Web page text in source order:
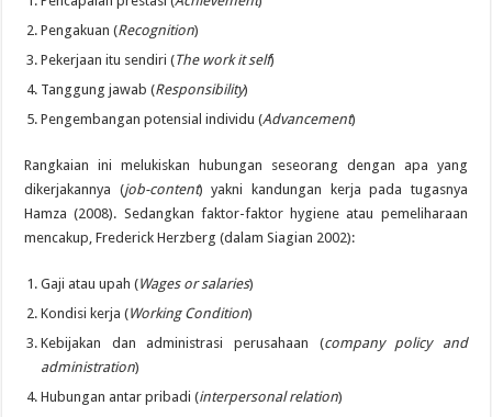
Pengakuan (Recognition)
Pekerjaan itu sendiri (The work it self)
Tanggung jawab (Responsibility)
Pengembangan potensial individu (Advancement)
Rangkaian ini melukiskan hubungan seseorang dengan apa yang
dikerjakannya (job-content) yakni kandungan kerja pada tugasnya
Hamza (2008). Sedangkan faktor-faktor hygiene atau pemeliharaan
mencakup, Frederick Herzberg (dalam Siagian 2002):
Gaji atau upah (Wages or salaries)
Kondisi kerja (Working Condition)
Kebijakan dan administrasi perusahaan (company policy and
administration)
Hubungan antar pribadi (interpersonal relation)